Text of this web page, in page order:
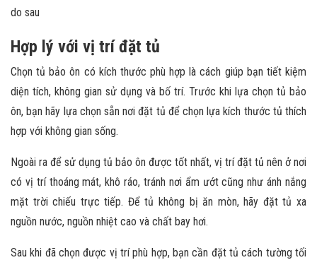
do sau
Hợp lý với vị trí đặt tủ
Chọn tủ bảo ôn có kích thước phù hợp là cách giúp bạn tiết kiệm
diện tích, không gian sử dụng và bố trí. Trước khi lựa chọn tủ bảo
ôn, bạn hãy lựa chọn sẵn nơi đặt tủ để chọn lựa kích thước tủ thích
hợp với không gian sống.
Ngoài ra để sử dụng tủ bảo ôn được tốt nhất, vị trí đặt tủ nên ở nơi
có vị trí thoáng mát, khô ráo, tránh nơi ẩm ướt cũng như ánh nắng
mặt trời chiếu trực tiếp. Để tủ không bị ăn mòn, hãy đặt tủ xa
nguồn nước, nguồn nhiệt cao và chất bay hơi.
Sau khi đã chọn được vị trí phù hợp, bạn cần đặt tủ cách tường tối